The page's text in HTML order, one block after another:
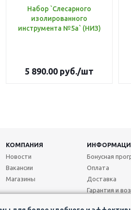
Набор `Слесарного
изолированного
инструмента №5а` (НИЗ)
5 890.00 руб./шт
КОМПАНИЯ
Новости
Вакансии
Магазины
Бонусная
Оплата
Доставка
Гарантия и